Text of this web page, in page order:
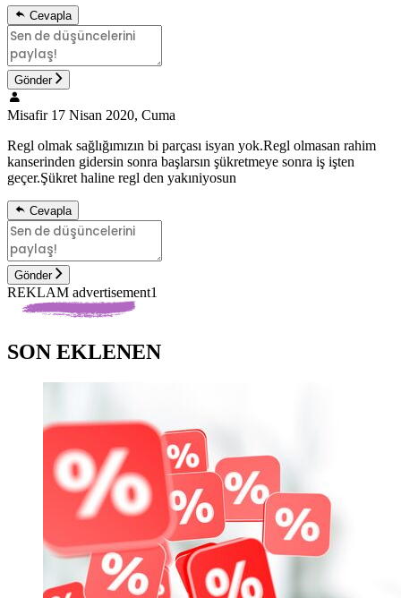
Cevapla
Gönder
Misafir 17 Nisan 2020, Cuma
Regl olmak sağlığımızın bi parçası isyan yok.Regl olmasan rahim
kanserinden gidersin sonra başlarsın şükretmeye sonra iş işten
geçer.Şükret haline regl den yakıniyosun
Cevapla
Gönder
REKLAM advertisement1
SON EKLENEN